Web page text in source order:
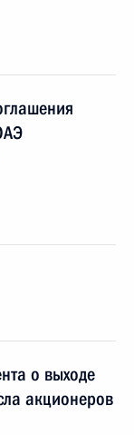
о выходе
акционеров